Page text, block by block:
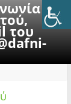
με
του